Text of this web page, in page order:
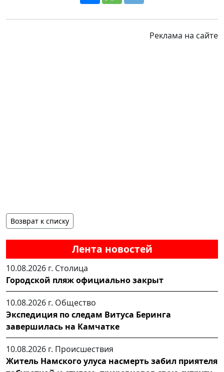
Лента новостей
10.08.2026 г. Столица
Городской пляж официально закрыт
10.08.2026 г. Общество
Экспедиция по следам Витуса Беринга
завершилась на Камчатке
10.08.2026 г. Происшествия
Житель Намского улуса насмерть забил приятеля
Реклама на сайте
Возврат к списку